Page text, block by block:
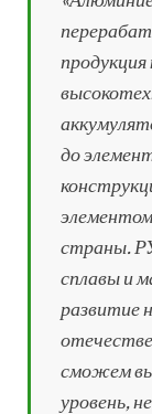
до
страны.
сплавы и
развитие
сможем
уровень,